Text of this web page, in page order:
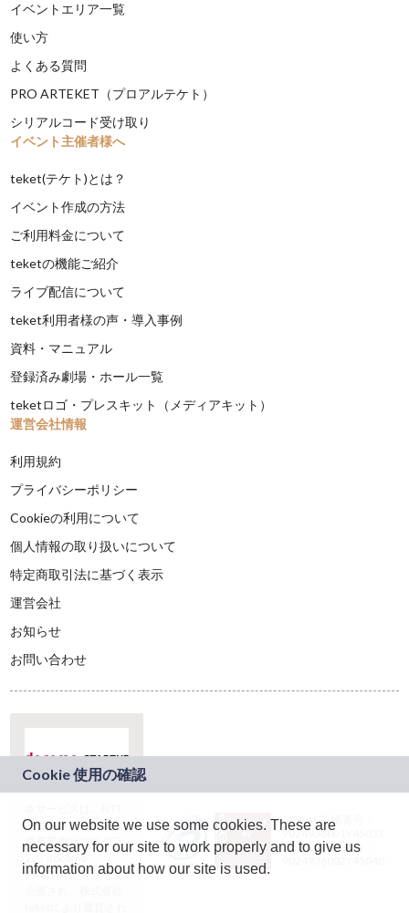
イベントエリア一覧
使い方
よくある質問
PRO ARTEKET（プロアルテケト）
シリアルコード受け取り
イベント主催者様へ
teket(テケト)とは？
イベント作成の方法
ご利用料金について
teketの機能ご紹介
ライブ配信について
teket利用者様の声・導入事例
資料・マニュアル
登録済み劇場・ホール一覧
teketロゴ・プレスキット（メディアキット）
運営会社情報
利用規約
プライバシーポリシー
Cookieの利用について
個人情報の取り扱いについて
特定商取引法に基づく表示
運営会社
お知らせ
お問い合わせ
ドコモグループの新
規事業創出プログラ
ム「docomo
STARTUP」を通じて
JASRAC許諾番号：
9024936001Y45037
JASRAC許諾番号：
On our website we use some cookies. These are
necessary for our site to work properly and to give us
information about how our site is used.